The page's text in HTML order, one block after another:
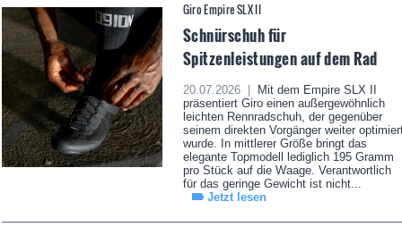
Giro Empire SLX II
Schnürschuh für
Spitzenleistungen auf dem Rad
20.07.2026 |
Mit dem Empire SLX II
präsentiert Giro einen außergewöhnlich
leichten Rennradschuh, der gegenüber
seinem direkten Vorgänger weiter
wurde. In mittlerer Größe bringt das
elegante Topmodell lediglich 195 Gramm
pro Stück auf die Waage. Verantwortlich
für das geringe Gewicht ist nicht...
Jetzt lesen